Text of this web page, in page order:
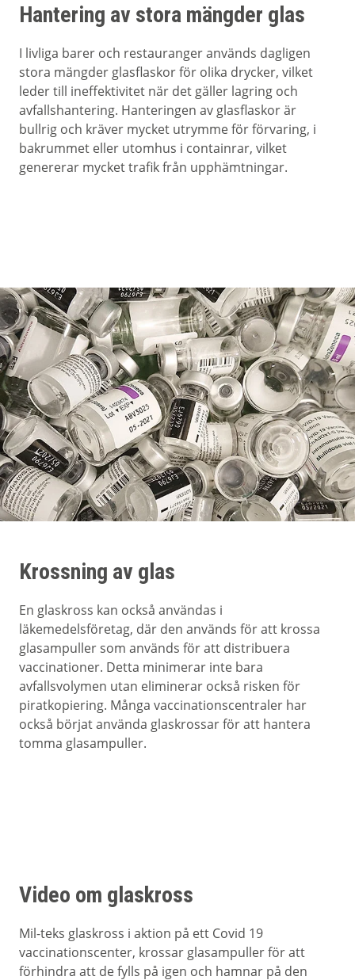
Hantering av stora mängder glas
I livliga barer och restauranger används dagligen
stora mängder glasflaskor för olika drycker, vilket
leder till ineffektivitet när det gäller lagring och
avfallshantering. Hanteringen av glasflaskor är
bullrig och kräver mycket utrymme för förvaring, i
bakrummet eller utomhus i containrar, vilket
genererar mycket trafik från upphämtningar.
Krossning av glas
En glaskross kan också användas i
läkemedelsföretag, där den används för att krossa
glasampuller som används för att distribuera
vaccinationer. Detta minimerar inte bara
avfallsvolymen utan eliminerar också risken för
piratkopiering. Många vaccinationscentraler har
också börjat använda glaskrossar för att hantera
tomma glasampuller.
Video om glaskross
Mil-teks glaskross i aktion på ett Covid 19
vaccinationscenter, krossar glasampuller för att
förhindra att de fylls på igen och hamnar på den